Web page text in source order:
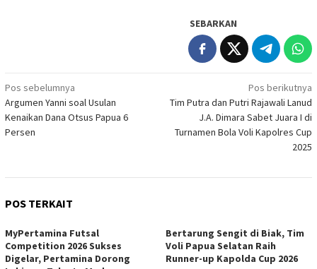
SEBARKAN
Navigasi
pos
Pos sebelumnya
Argumen Yanni soal Usulan
Kenaikan Dana Otsus Papua 6
Persen
Pos berikutnya
Tim Putra dan Putri Rajawali Lanud
J.A. Dimara Sabet Juara I di
Turnamen Bola Voli Kapolres Cup
2025
POS TERKAIT
MyPertamina Futsal
Competition 2026 Sukses
Digelar, Pertamina Dorong
​Bertarung Sengit di Biak, Tim
Voli Papua Selatan Raih
Runner-up Kapolda Cup 2026